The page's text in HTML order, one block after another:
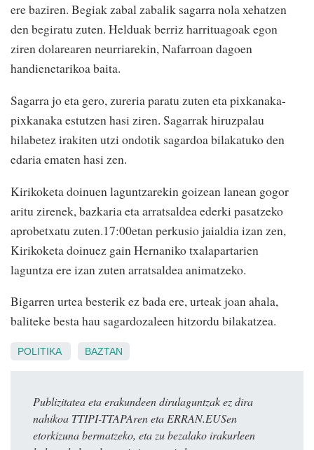
ere baziren. Begiak zabal zabalik sagarra nola xehatzen
den begiratu zuten. Helduak berriz harrituagoak egon
ziren dolarearen neurriarekin, Nafarroan dagoen
handienetarikoa baita.
Sagarra jo eta gero, zureria paratu zuten eta pixkanaka-
pixkanaka estutzen hasi ziren. Sagarrak hiruzpalau
hilabetez irakiten utzi ondotik sagardoa bilakatuko den
edaria ematen hasi zen.
Kirikoketa doinuen laguntzarekin goizean lanean gogor
aritu zirenek, bazkaria eta arratsaldea ederki pasatzeko
aprobetxatu zuten.17:00etan perkusio jaialdia izan zen,
Kirikoketa doinuez gain Hernaniko txalapartarien
laguntza ere izan zuten arratsaldea animatzeko.
Bigarren urtea besterik ez bada ere, urteak joan ahala,
baliteke besta hau sagardozaleen hitzordu bilakatzea.
POLITIKA BAZTAN
Publizitatea eta erakundeen dirulaguntzak ez dira
nahikoa TTIPI-TTAPAren eta ERRAN.EUSen
etorkizuna bermatzeko, eta zu bezalako irakurleen